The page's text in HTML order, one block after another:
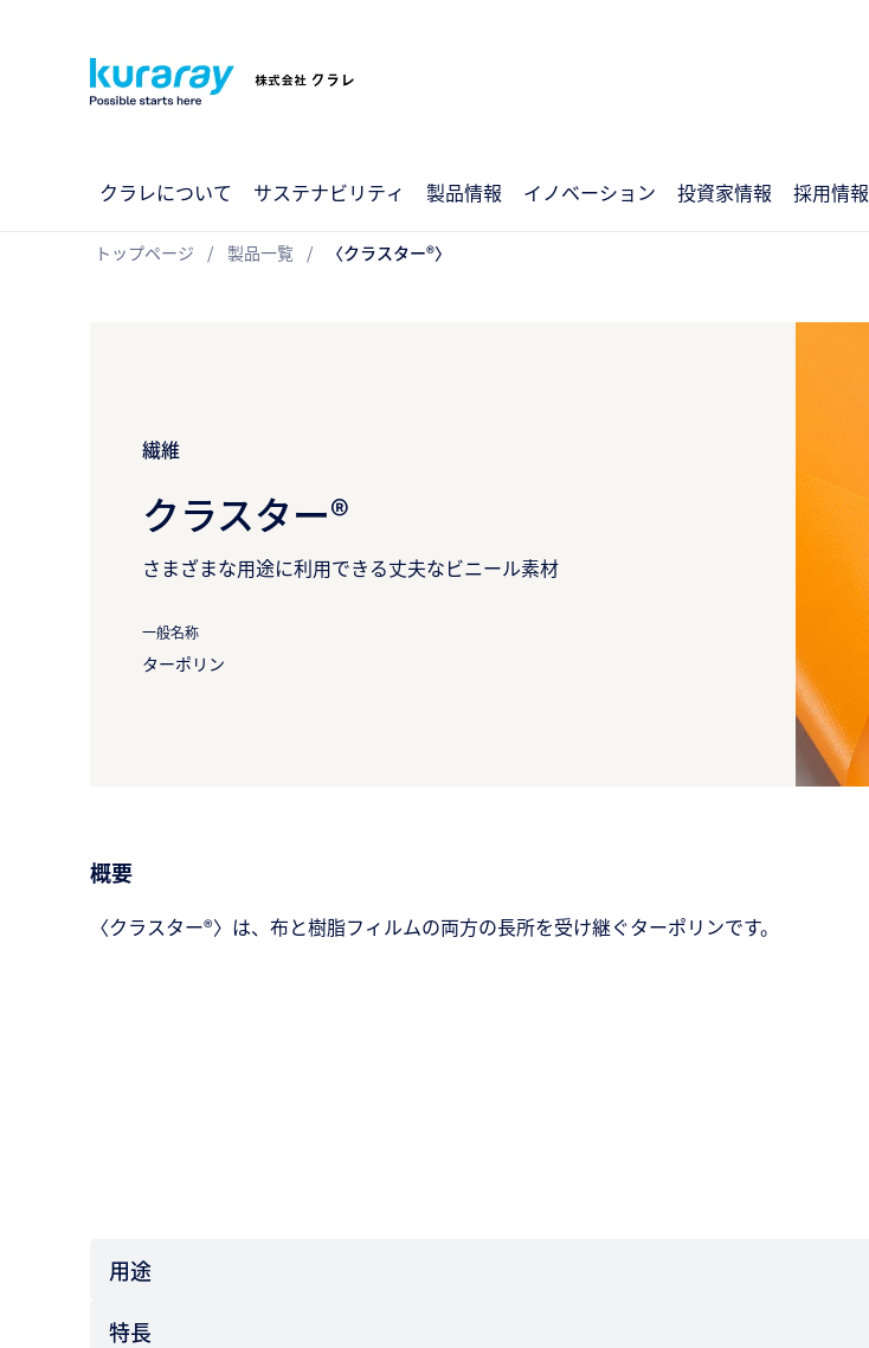
クラレについて サステナビリティ 製品情報 イノベーション 投資家情報 採用情報
トップページ 製品一覧 〈クラスター®〉
繊維
クラスター®
さまざまな用途に利用できる丈夫なビニール素材
一般名称
ターポリン
概要
〈クラスター®〉は、布と樹脂フィルムの両方の長所を受け継ぐターポリンです。
用途
特長